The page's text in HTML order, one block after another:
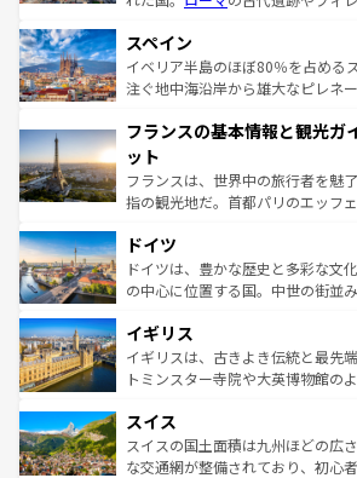
ろん、トスカーナの美しい田園風
景など、自然景観も見逃せない。
ピザやパスタなど、絶品のイタリ
ませてくれるイタリアで、忘れら
なお、新着のイタリア情報は
しい。
スペイン
イベリア半島のほぼ80％を占める
注ぐ地中海沿岸から雄大なピレネ
文化が根付くこの国では、情熱的
れる闘牛、そして美味しいタパス
る。首都マドリードの洗練された
アートに溢れた街角から、地方で
せる。地方によって風土や気候が
性で訪れる人
ンテンツ一覧を参照してほしい。
フランスの基本情報と観光ガ
ット
フランスは、世界中の旅行者を魅
指の観光地だ。首都パリのエッフ
で、幅広い魅力が詰まっている。
聖堂、美しいビーチ、そして豊か
から魅了する。また、フランスは
いる。シャンパンの発祥地である
香り高いラベンダー畑など、多彩
らに、パリ以外の地域にも魅力が
れる地方に足を運ぶとそれぞれで
きるだろう。 なお、新着のフ
を参照してほしい。
ドイツ
ドイツは、豊かな歴史と多彩な文
の中心に位置する国。中世の街並
顔を持つこの国は、どこを歩いて
ルリンの文化的活気、バイエルン
してライン川沿いのワイン畑とい
は、お酒好きな人にはぜひ体験してほしい。
ドイツ情報はコンテンツ一覧を参
イギリス
イギリスは、古きよき伝統と最先
トミンスター寺院や大英博物館の
リアごとに異なる魅力がある。ま
ティー、ビール好きにはたまらな
戦など、本場だからこそできる体
スイス
スイスの国土面積は九州ほどの広
な交通網が整備されており、初心